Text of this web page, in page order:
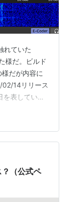
れていた
様だ。ビルド
だが内容に
02/14リリース
表している
日書いた記
載する。 新
ムが改善され
ールドにコ
（公式ペ